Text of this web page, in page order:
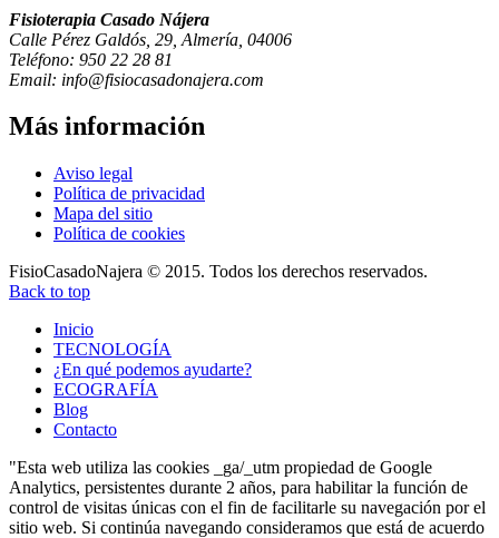
Fisioterapia Casado Nájera
Calle Pérez Galdós, 29, Almería, 04006
Teléfono: 950 22 28 81
Email: info@fisiocasadonajera.com
Más información
Aviso legal
Política de privacidad
Mapa del sitio
Política de cookies
FisioCasadoNajera © 2015. Todos los derechos reservados.
Back to top
Inicio
TECNOLOGÍA
¿En qué podemos ayudarte?
ECOGRAFÍA
Blog
Contacto
"Esta web utiliza las cookies _ga/_utm propiedad de Google
Analytics, persistentes durante 2 años, para habilitar la función de
control de visitas únicas con el fin de facilitarle su navegación por el
sitio web. Si continúa navegando consideramos que está de acuerdo